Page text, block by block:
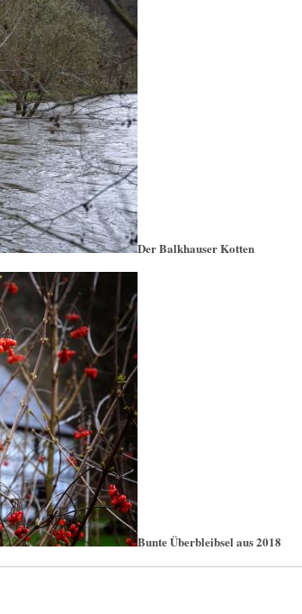
Der Balkhauser Kotten
Bunte Überbleibsel aus 2018